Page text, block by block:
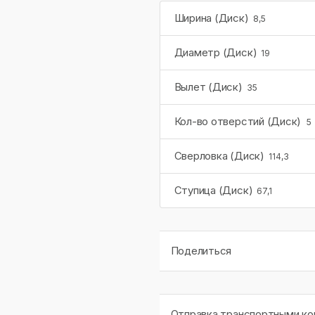
Ширина (Диск) 8,5
Диаметр (Диск) 19
Вылет (Диск) 35
Кол-во отверстий (Диск) 5
Сверловка (Диск) 114,3
Ступица (Диск) 67,1
Поделиться